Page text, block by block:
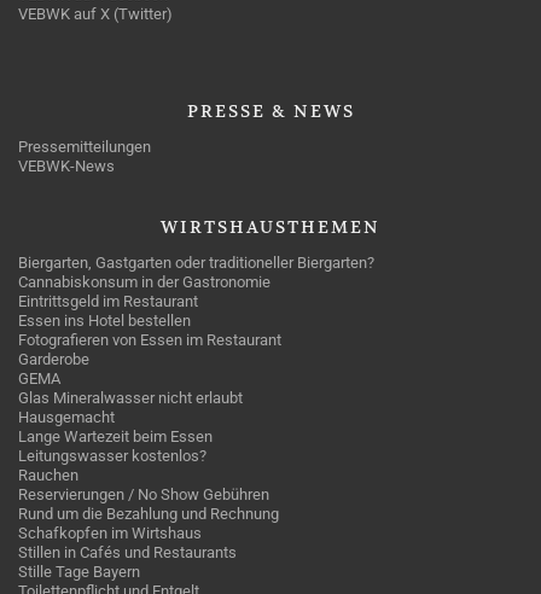
VEBWK auf X (Twitter)
PRESSE & NEWS
Pressemitteilungen
VEBWK-News
WIRTSHAUSTHEMEN
Biergarten, Gastgarten oder traditioneller Biergarten?
Cannabiskonsum in der Gastronomie
Eintrittsgeld im Restaurant
Essen ins Hotel bestellen
Fotografieren von Essen im Restaurant
Garderobe
GEMA
Glas Mineralwasser nicht erlaubt
Hausgemacht
Lange Wartezeit beim Essen
Leitungswasser kostenlos?
Rauchen
Reservierungen / No Show Gebühren
Rund um die Bezahlung und Rechnung
Schafkopfen im Wirtshaus
Stillen in Cafés und Restaurants
Stille Tage Bayern